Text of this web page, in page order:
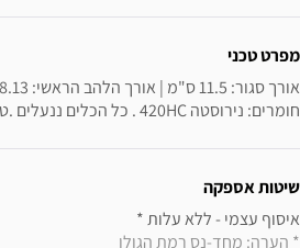
מפרט טכני
חומרים: נירוסטה 420HC . כל הכלים ננעלים .טבעת אבטחה
שיטות אספקה
איסוף עצמי - ללא עלות *
* הערה: מחד-נס רמת הגולן